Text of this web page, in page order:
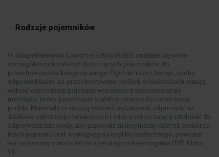
Rodzaje pojemników
W Uzupełnieniu do Czwartej Edycji ISBER znajduje się wiele
szczegółowych zaleceń dotyczących pojemników do
przechowywania kriogenicznego. Ogólnie rzecz biorąc, osoby
odpowiedzialne za przechowywanie próbek w biobankach muszą
wybrać odpowiedni pojemnik wykonany z odpowiedniego
materiału, który pozostanie stabilny przez cały okres życia
próbki. Materiały te muszą również wykazywać odporność na
działanie substancji chemicznych i mieć wystarczającą zdolność do
odprowadzania wody, aby zapewnić maksymalny odzysk komórek.
Jeżeli pojemnik jest wymagany do użytku medycznego, powinien
być wykonany z materiałów spełniających wymagania USP klasa
VI.